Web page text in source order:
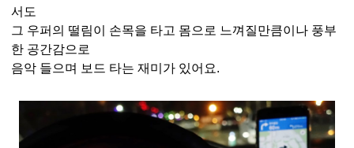
서도
그 우퍼의 떨림이 손목을 타고 몸으로 느껴질만큼이나 풍부
한 공간감으로
음악 들으며 보드 타는 재미가 있어요.